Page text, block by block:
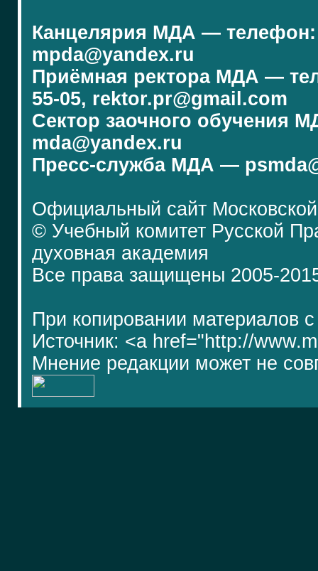
Канцелярия МДА — телефон:
mpda@yandex.ru
Приёмная ректора МДА —
55-05, rektor.pr@gmail.com
Сектор заочного обучения
mda@yandex.ru
Пресс-служба МДА —
Официальный сайт
© Учебный комитет Русской
духовная академия
Все права защищены 2005-
При копировании материалов
Источник: <a href="http://
Мнение редакции может не